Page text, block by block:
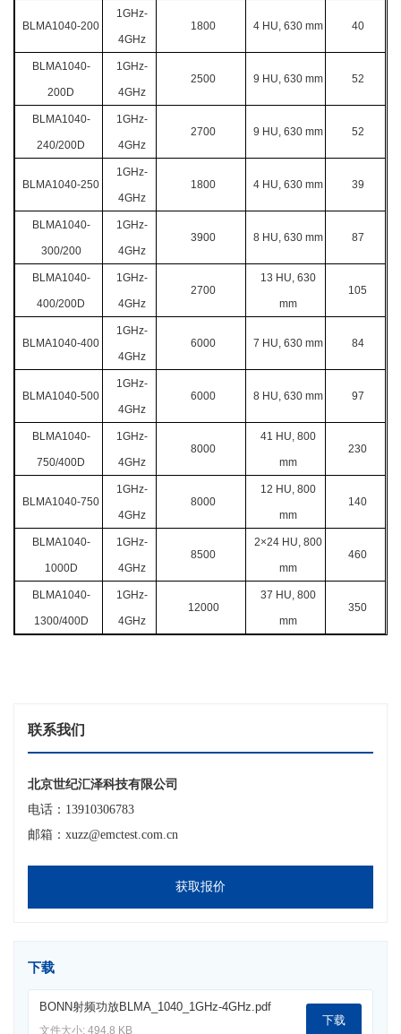
BLMA1040-200
1GHz-
4GHz
1800 4 HU, 630 mm 40
BLMA1040-
200D
1GHz-
4GHz
2500 9 HU, 630 mm 52
BLMA1040-
240/200D
1GHz-
4GHz
2700 9 HU, 630 mm 52
BLMA1040-250
1GHz-
4GHz
1800 4 HU, 630 mm 39
BLMA1040-
300/200
1GHz-
4GHz
3900 8 HU, 630 mm 87
BLMA1040-
400/200D
1GHz-
4GHz
2700
13 HU, 630
mm
105
BLMA1040-400
1GHz-
4GHz
6000 7 HU, 630 mm 84
BLMA1040-500
1GHz-
4GHz
6000 8 HU, 630 mm 97
BLMA1040-
750/400D
1GHz-
4GHz
8000
41 HU, 800
mm
230
BLMA1040-750
1GHz-
4GHz
8000
12 HU, 800
mm
140
BLMA1040-
1000D
1GHz-
4GHz
8500
2×24 HU, 800
mm
460
BLMA1040-
1300/400D
1GHz-
4GHz
12000
37 HU, 800
mm
350
联系我们
北京世纪汇泽科技有限公司
电话：13910306783
邮箱：xuzz@emctest.com.cn
获取报价
下载
BONN射频功放BLMA_1040_1GHz-4GHz.pdf
文件大小: 494.8 KB
下载